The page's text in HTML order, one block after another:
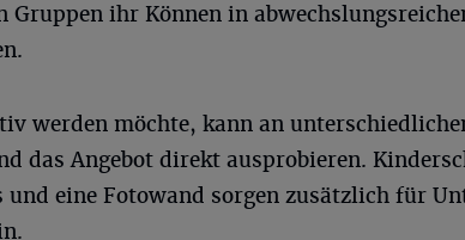
Gruppen ihr Können in
werden möchte, kann an
das Angebot direkt ausprobieren.
eine Fotowand sorgen zusätzlich für